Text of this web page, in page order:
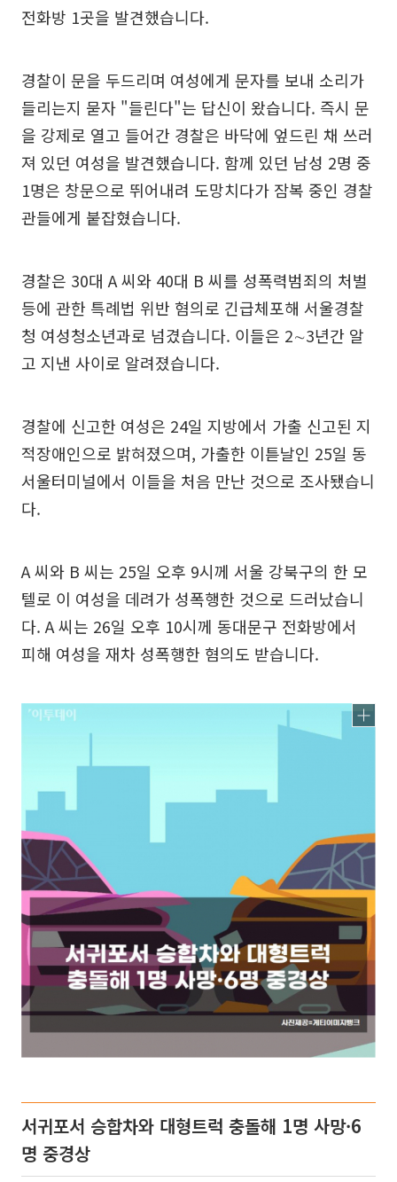
전화방 1곳을 발견했습니다.
경찰이 문을 두드리며 여성에게 문자를 보내 소리가
들리는지 묻자 "들린다"는 답신이 왔습니다. 즉시 문
을 강제로 열고 들어간 경찰은 바닥에 엎드린 채 쓰러
져 있던 여성을 발견했습니다. 함께 있던 남성 2명 중
1명은 창문으로 뛰어내려 도망치다가 잠복 중인 경찰
관들에게 붙잡혔습니다.
경찰은 30대 A 씨와 40대 B 씨를 성폭력범죄의 처벌
등에 관한 특례법 위반 혐의로 긴급체포해 서울경찰
청 여성청소년과로 넘겼습니다. 이들은 2∼3년간 알
고 지낸 사이로 알려졌습니다.
경찰에 신고한 여성은 24일 지방에서 가출 신고된 지
적장애인으로 밝혀졌으며, 가출한 이튿날인 25일 동
서울터미널에서 이들을 처음 만난 것으로 조사됐습니
다.
A 씨와 B 씨는 25일 오후 9시께 서울 강북구의 한 모
텔로 이 여성을 데려가 성폭행한 것으로 드러났습니
다. A 씨는 26일 오후 10시께 동대문구 전화방에서
피해 여성을 재차 성폭행한 혐의도 받습니다.
서귀포서 승합차와 대형트럭 충돌해 1명 사망·6
명 중경상